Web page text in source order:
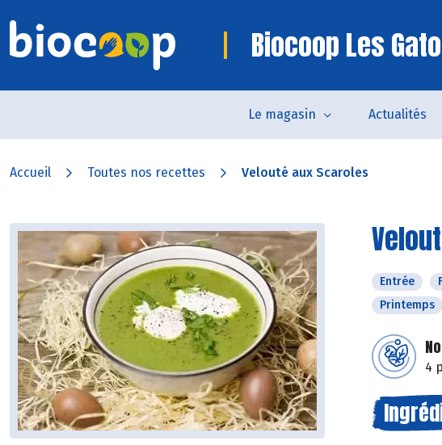
Biocoop Les
Le magasin Actualités
Accueil Toutes nos recettes Velouté aux Scaroles
Entrée
Printemps
4